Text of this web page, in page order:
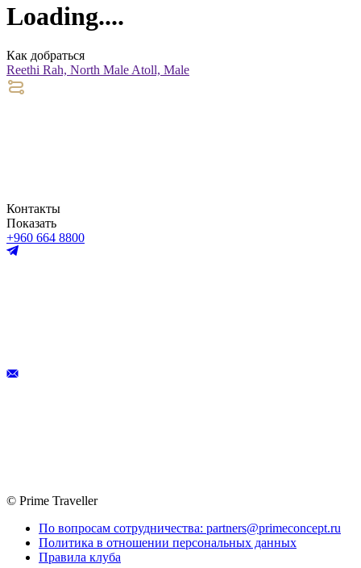
Loading....
Как добраться
Reethi Rah, North Male Atoll, Male
Контакты
Показать
+960 664 8800
© Prime Traveller
По вопросам сотрудничества: partners@primeconcept.ru
Политика в отношении персональных данных
Правила клуба